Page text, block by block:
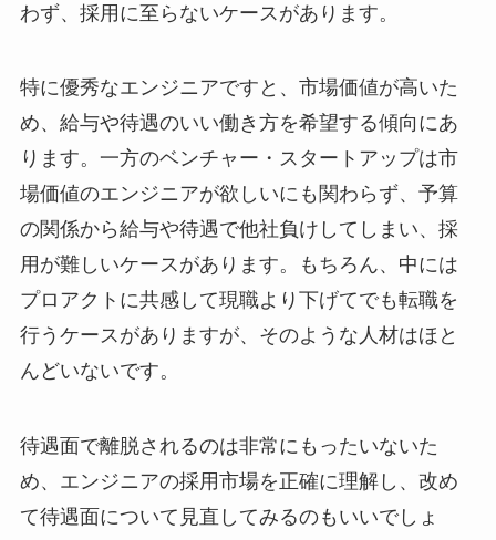
わず、採用に至らないケースがあります。
特に優秀なエンジニアですと、市場価値が高いた
め、給与や待遇のいい働き方を希望する傾向にあ
ります。一方のベンチャー・スタートアップは市
場価値のエンジニアが欲しいにも関わらず、予算
の関係から給与や待遇で他社負けしてしまい、採
用が難しいケースがあります。もちろん、中には
プロアクトに共感して現職より下げてでも転職を
行うケースがありますが、そのような人材はほと
んどいないです。
待遇面で離脱されるのは非常にもったいないた
め、エンジニアの採用市場を正確に理解し、改め
て待遇面について見直してみるのもいいでしょ